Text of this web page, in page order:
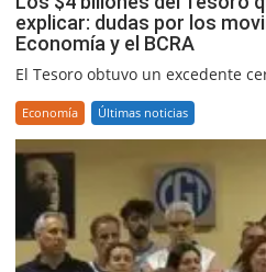
explicar: dudas por los
Economía y el BCRA
El Tesoro obtuvo un excedente
Economía Últimas noticias